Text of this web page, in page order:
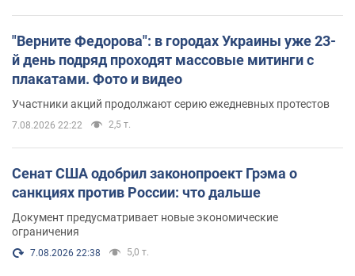
"Верните Федорова": в городах Украины уже 23-
й день подряд проходят массовые митинги с
плакатами. Фото и видео
Участники акций продолжают серию ежедневных протестов
7.08.2026 22:22 2,5 т.
Сенат США одобрил законопроект Грэма о
санкциях против России: что дальше
Документ предусматривает новые экономические
ограничения
7.08.2026 22:38 5,0 т.